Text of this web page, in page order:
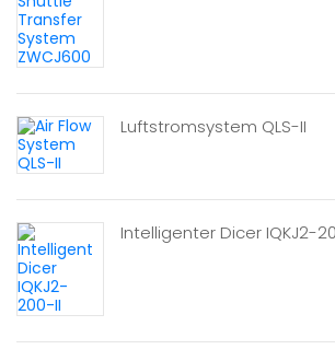
Luftstromsystem QLS-II
Intelligenter Dicer IQKJ2-